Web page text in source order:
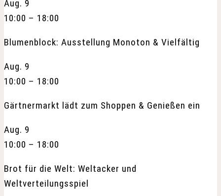
Aug. 9
10:00 – 18:00
Blumenblock: Ausstellung Monoton & Vielfältig
Aug. 9
10:00 – 18:00
Gärtnermarkt lädt zum Shoppen & Genießen ein
Aug. 9
10:00 – 18:00
Brot für die Welt: Weltacker und
Weltverteilungsspiel